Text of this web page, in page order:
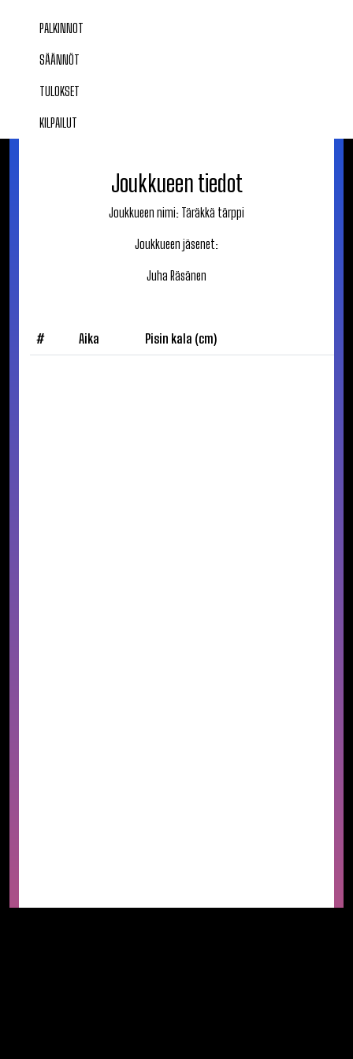
PALKINNOT
SÄÄNNÖT
TULOKSET
KILPAILUT
Joukkueen tiedot
Joukkueen nimi: Täräkkä tärppi
Joukkueen jäsenet:
Juha Räsänen
# Aika Pisin kala (cm)